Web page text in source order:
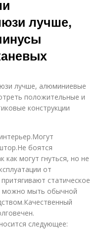
лучше,
лучше, алюминиевые
положительные и
конструкции
боятся
как могут гнуться, но не
от
статическое
можно мыть обычной
следующее: